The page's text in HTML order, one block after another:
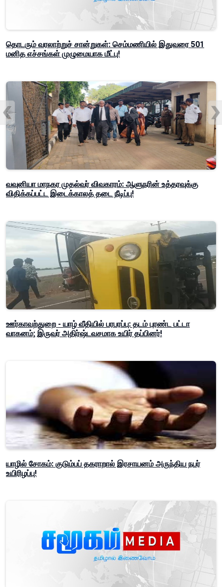
தொடரும் வரலாற்றுச் சான்றுகள்: செம்மணியில் இதுவரை 501
மனித எச்சங்கள் முழுமையாக மீட்பு!
வவுனியா மாநகர முதல்வர் விவகாரம்: ஆளுநரின் உத்தரவுக்கு
விதிக்கப்பட்ட இடைக்காலத் தடை நீடிப்பு!
ஊர்காவற்துறை - யாழ் வீதியில் பரபரப்பு: தடம் புரண்ட பட்டா
வாகனம்; இருவர் அதிர்ஷ்டவசமாக உயிர் தப்பினர்!
யாழில் சோகம்: குடும்பப் தகராறால் இரசாயனம் அருந்திய நபர்
உயிரிழப்பு!